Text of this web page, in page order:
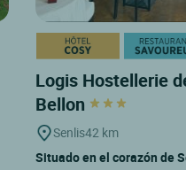
Logis Hostellerie
Bellon
Senlis42 km
Situado en el corazón de